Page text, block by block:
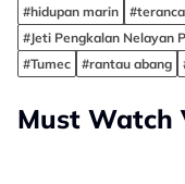
#hidupan marin
#Jeti Pengkalan Nelayan
#Tumec
#rantau abang
Must Watch